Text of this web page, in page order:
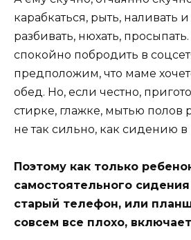
карабкаться, рыть, наливать
разбивать, нюхать,
спокойно побродить в
предположим, что маме
обед. Но, если честно,
стирке, глажке, мытью полов
не так сильно, как сидению в
Поэтому как только
самостоятельного
старый телефон, или
совсем все плохо,